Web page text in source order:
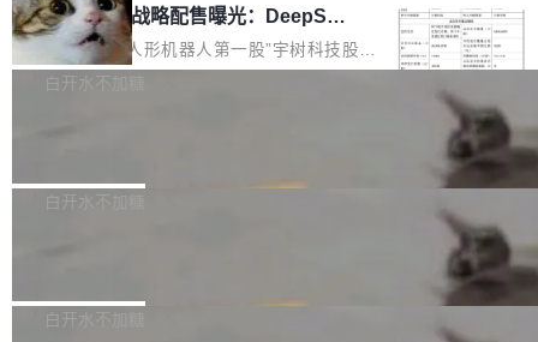
器 Prime Agent 的架构和市面上大多数 coding
agent 有本质区别。大多数 agent harness 的设
计是基于早期模型的能力—...
但它可能是主流开源项目中关于 AI 辅助贡献最
细致的一份规则。 政策的核心只有一句话：LLM
可以用来分析、提炼、审阅、建议，但不能用来
不得生成涉及安全性的关键变更，除非作者本身
宇树科技 IPO 战略配售曝光：DeepSe
ek 获配 93.3 万股，锁定 36 个月
8月6日晚间，“人形机器人第一股”宇树科技股份
有限公司披露IPO发行价格及战略配售结果，杭
36个月。 公告显示，本次宇树科技战略配售对
员工参与设立的专项资产管理计划。其中，Dee
白开水不加糖
Bug fixes and enhancements 修复多次传递同
一个回归问题，该问题导致拉取镜像时会拒绝包
白开水不加糖
e 孵化器项目管理委员会（IPMC）投票中获得
白开水不加糖